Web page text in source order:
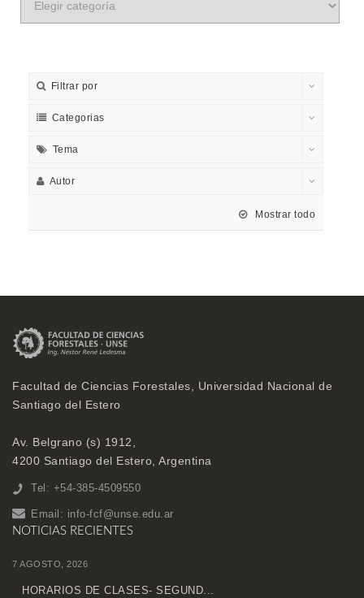
Filtrar por
Categorias
Tema
Autor
Mostrar todo
Facultad de Ciencias Forestales, Universidad Nacional de
Santiago del Estero
Av. Belgrano (s) 1912,
4200 Santiago del Estero, Argentina
Tel: +54-385-4509550
Email: info-fcf@unse.edu.ar
NOTICIAS RECIENTES
7 AGOSTO, 2026
HORARIOS DE CLASES- SEGUND...